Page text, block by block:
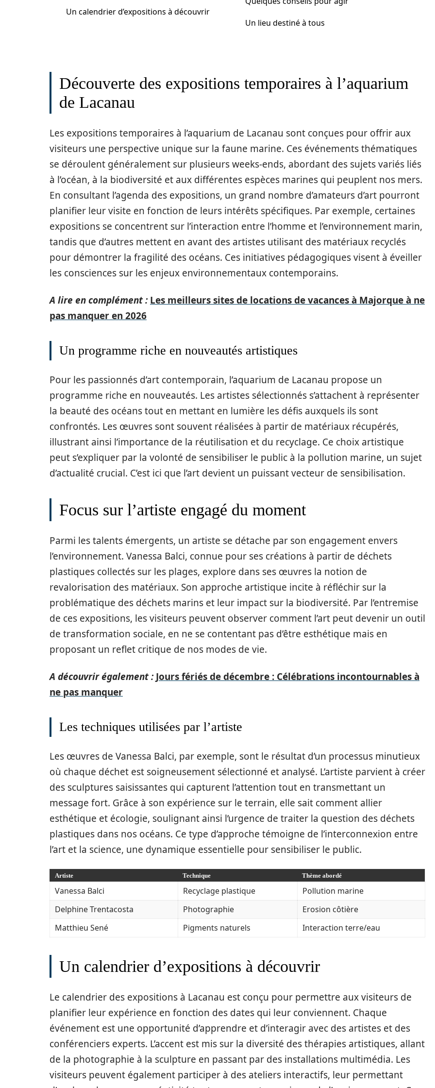
Un calendrier d’expositions à découvrir
Un lieu destiné à tous
Découverte des expositions temporaires à l’aquarium
de Lacanau
Les expositions temporaires à l’aquarium de Lacanau sont conçues pour offrir aux
visiteurs une perspective unique sur la faune marine. Ces événements thématiques
se déroulent généralement sur plusieurs weeks-ends, abordant des sujets variés liés
à l’océan, à la biodiversité et aux différentes espèces marines qui peuplent nos mers.
En consultant l’agenda des expositions, un grand nombre d’amateurs d’art pourront
planifier leur visite en fonction de leurs intérêts spécifiques. Par exemple, certaines
expositions se concentrent sur l’interaction entre l’homme et l’environnement marin,
tandis que d’autres mettent en avant des artistes utilisant des matériaux recyclés
pour démontrer la fragilité des océans. Ces initiatives pédagogiques visent à éveiller
les consciences sur les enjeux environnementaux contemporains.
A lire en complément : Les meilleurs sites de locations de vacances à Majorque à ne
pas manquer en 2026
Un programme riche en nouveautés artistiques
Pour les passionnés d’art contemporain, l’aquarium de Lacanau propose un
programme riche en nouveautés. Les artistes sélectionnés s’attachent à représenter
la beauté des océans tout en mettant en lumière les défis auxquels ils sont
confrontés. Les œuvres sont souvent réalisées à partir de matériaux récupérés,
illustrant ainsi l’importance de la réutilisation et du recyclage. Ce choix artistique
peut s’expliquer par la volonté de sensibiliser le public à la pollution marine, un sujet
d’actualité crucial. C’est ici que l’art devient un puissant vecteur de sensibilisation.
Focus sur l’artiste engagé du moment
Parmi les talents émergents, un artiste se détache par son engagement envers
l’environnement. Vanessa Balci, connue pour ses créations à partir de déchets
plastiques collectés sur les plages, explore dans ses œuvres la notion de
revalorisation des matériaux. Son approche artistique incite à réfléchir sur la
problématique des déchets marins et leur impact sur la biodiversité. Par l’entremise
de ces expositions, les visiteurs peuvent observer comment l’art peut devenir un outil
de transformation sociale, en ne se contentant pas d’être esthétique mais en
proposant un reflet critique de nos modes de vie.
A découvrir également : Jours fériés de décembre : Célébrations incontournables à
ne pas manquer
Les techniques utilisées par l’artiste
Les œuvres de Vanessa Balci, par exemple, sont le résultat d’un processus minutieux
où chaque déchet est soigneusement sélectionné et analysé. L’artiste parvient à créer
des sculptures saisissantes qui capturent l’attention tout en transmettant un
message fort. Grâce à son expérience sur le terrain, elle sait comment allier
esthétique et écologie, soulignant ainsi l’urgence de traiter la question des déchets
plastiques dans nos océans. Ce type d’approche témoigne de l’interconnexion entre
l’art et la science, une dynamique essentielle pour sensibiliser le public.
Artiste Technique Thème abordé
Vanessa Balci Recyclage plastique
Pollution marine
Delphine Trentacosta
Photographie
Erosion côtière
Matthieu Sené
Pigments naturels Interaction terre/eau
Un calendrier d’expositions à découvrir
Le calendrier des expositions à Lacanau est conçu pour permettre aux visiteurs de
planifier leur expérience en fonction des dates qui leur conviennent. Chaque
événement est une opportunité d’apprendre et d’interagir avec des artistes et des
conférenciers experts. L’accent est mis sur la diversité des thérapies artistiques, allant
de la photographie à la sculpture en passant par des installations multimédia. Les
visiteurs peuvent également participer à des ateliers interactifs, leur permettant